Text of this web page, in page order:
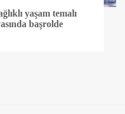
yaşam temalı
başrolde